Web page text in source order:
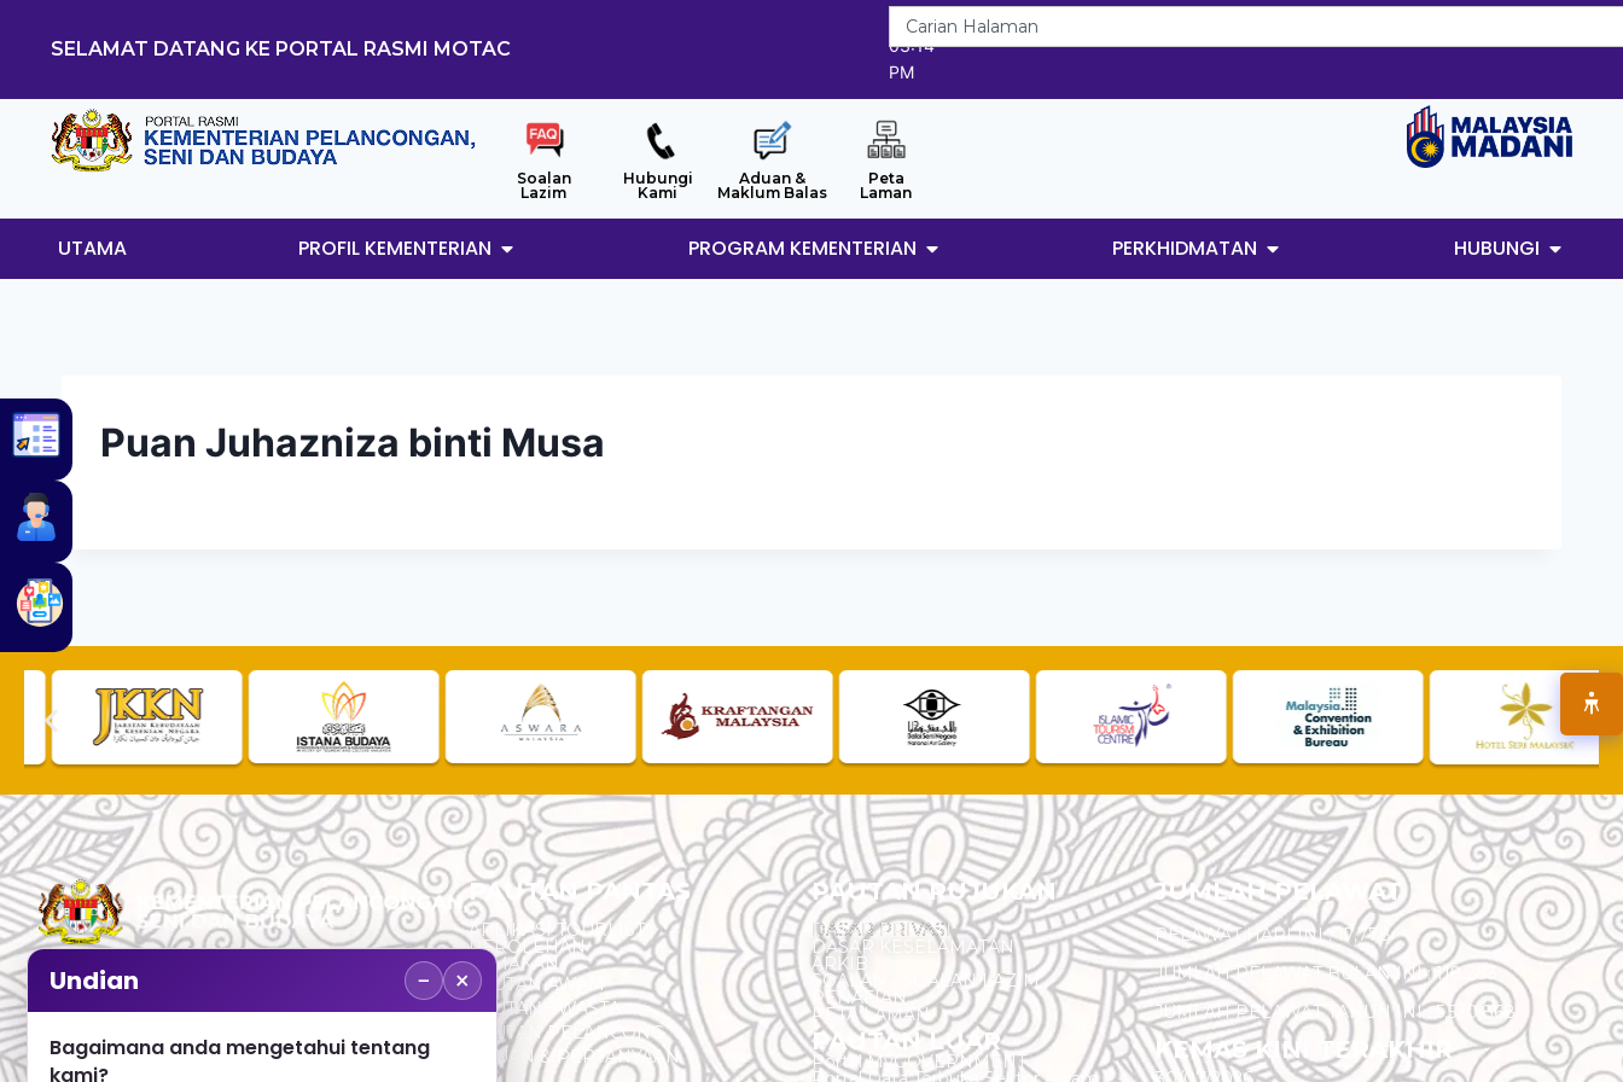
SELAMAT DATANG KE PORTAL RASMI MOTAC
7/8/2026
03:14
PM
Soalan
Lazim
Hubungi
Kami
Aduan &
Maklum Balas
Peta
Laman
UTAMA PROFIL KEMENTERIAN PROGRAM KEMENTERIAN PERKHIDMATAN HUBUNGI
Puan Juhazniza binti Musa
No. 2, Menara 1, Jalan P5/6, Presint 5,
+603 8000 8000
PAUTAN PANTAS
APLIKASI TOURLIST
PEROLEHAN
SEMAKAN
PAUTAN AWAM
PAUTAN SWASTA
PAUTAN PELANCONG
ADUAN & PERTANYAAN
PAUTAN RUJUKAN
DASAR PRIVASI
DASAR KESELAMATAN
ARKIB
SOALAN - SOALAN LAZIM
PENAFIAN
PETA LAMAN
PAUTAN LUAR
Portal MyGOVERNMENT
JUMLAH PELAWAT
PELAWAT HARI INI : 17,778
JUMLAH PELAWAT BULAN INI : 118,283
JUMLAH PELAWAT TAHUN INI : 5,520,868
KEMAS KINI TERAKHIR
Undian − ×
Bagaimana anda mengetahui tentang
kami?